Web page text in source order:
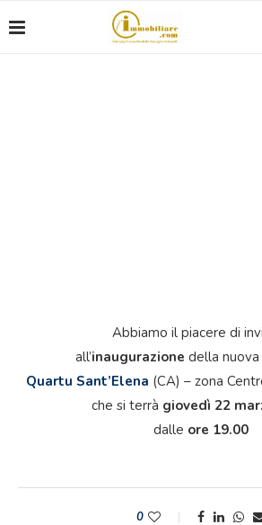
Abbiamo il piacere di
all’inaugurazione della
Quartu Sant’Elena (CA) – zona
che si terrà giovedì 22
dalle ore 19.00
0